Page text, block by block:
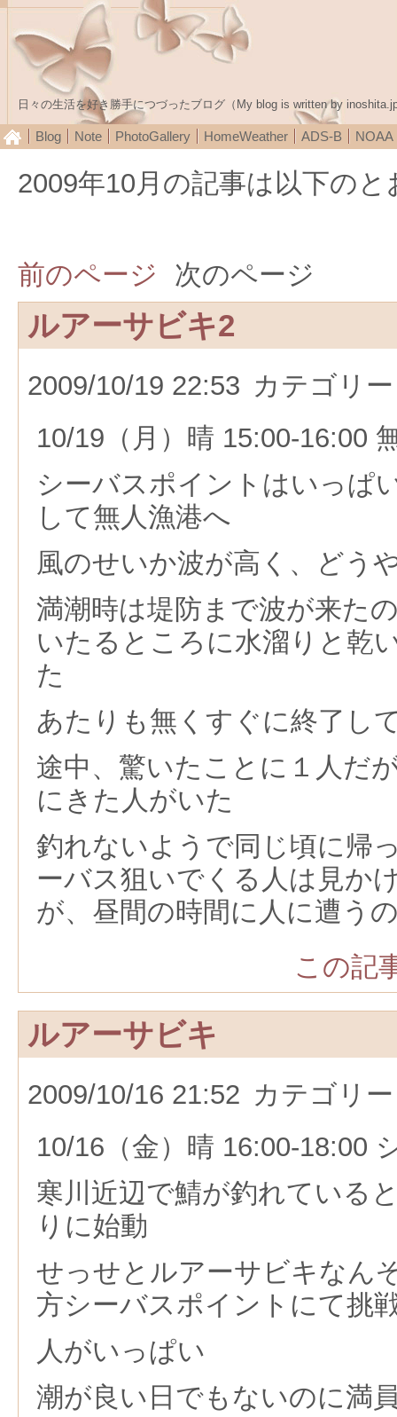
日々の生活を好き勝手につづったブログ（My blog is written by
Blog Note PhotoGallery HomeWeather ADS-B NOAA
2009年10月の記事は以下の
前のページ 次のページ
ルアーサビキ2
2009/10/19 22:53 カテゴリ
10/19（月）晴 15:00-16:00
シーバスポイントはいっぱ
して無人漁港へ
風のせいか波が高く、どう
満潮時は堤防まで波が来た
いたるところに水溜りと乾
た
あたりも無くすぐに終了し
途中、驚いたことに１人だ
にきた人がいた
釣れないようで同じ頃に帰
ーバス狙いでくる人は見か
が、昼間の時間に人に遭う
この記
ルアーサビキ
2009/10/16 21:52 カテゴリ
10/16（金）晴 16:00-18:00
寒川近辺で鯖が釣れている
りに始動
せっせとルアーサビキなん
方シーバスポイントにて挑
人がいっぱい
潮が良い日でもないのに満